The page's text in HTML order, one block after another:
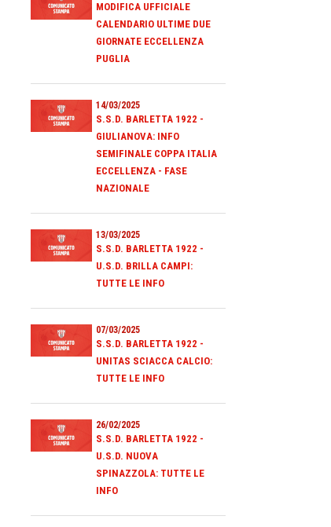
MODIFICA UFFICIALE
CALENDARIO ULTIME DUE
GIORNATE ECCELLENZA
PUGLIA
14/03/2025
S.S.D. BARLETTA 1922 -
GIULIANOVA: INFO
SEMIFINALE COPPA ITALIA
ECCELLENZA - FASE
NAZIONALE
13/03/2025
S.S.D. BARLETTA 1922 -
U.S.D. BRILLA CAMPI:
TUTTE LE INFO
07/03/2025
S.S.D. BARLETTA 1922 -
UNITAS SCIACCA CALCIO:
TUTTE LE INFO
26/02/2025
S.S.D. BARLETTA 1922 -
U.S.D. NUOVA
SPINAZZOLA: TUTTE LE
INFO